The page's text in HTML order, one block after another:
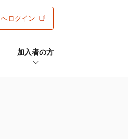
へログイン
加入者の方